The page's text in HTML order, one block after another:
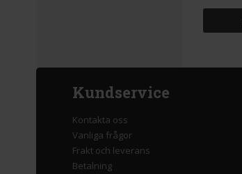
Kundservice
Kontakta oss
Vanliga frågor
Frakt och leverans
Betalning